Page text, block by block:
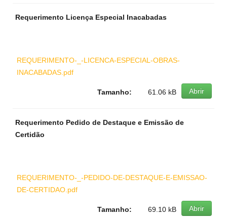
Requerimento Licença Especial Inacabadas
REQUERIMENTO-_-LICENCA-ESPECIAL-OBRAS-
INACABADAS.pdf
Abrir
Tamanho: 61.06 kB
Requerimento Pedido de Destaque e Emissão de
Certidão
REQUERIMENTO-_-PEDIDO-DE-DESTAQUE-E-EMISSAO-
DE-CERTIDAO.pdf
Abrir
Tamanho: 69.10 kB